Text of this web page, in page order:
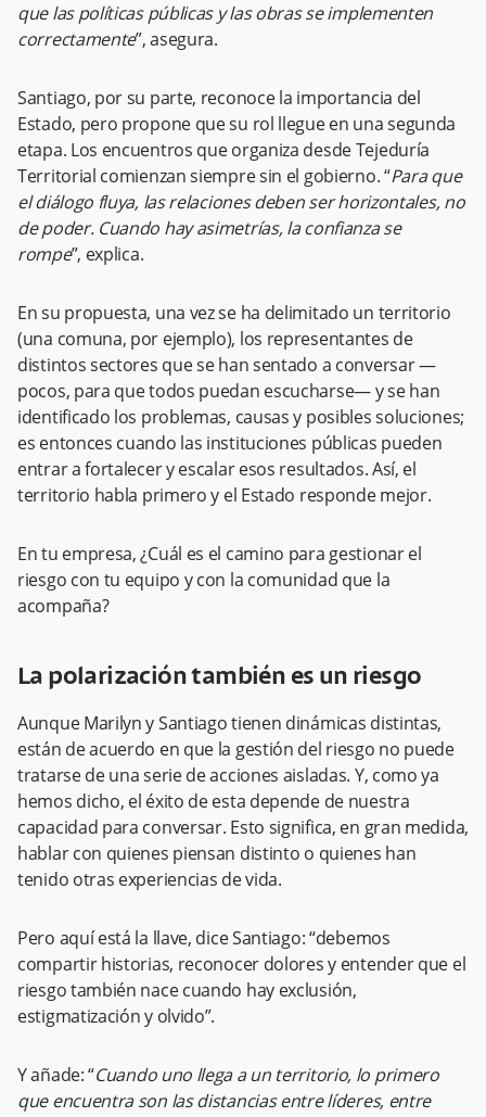
que las políticas públicas y las obras se implementen
correctamente”, asegura.
Santiago, por su parte, reconoce la importancia del
Estado, pero propone que su rol llegue en una segunda
etapa. Los encuentros que organiza desde Tejeduría
Territorial comienzan siempre sin el gobierno. “Para que
el diálogo fluya, las relaciones deben ser horizontales, no
de poder. Cuando hay asimetrías, la confianza se
rompe”, explica.
En su propuesta, una vez se ha delimitado un territorio
(una comuna, por ejemplo), los representantes de
distintos sectores que se han sentado a conversar —
pocos, para que todos puedan escucharse— y se han
identificado los problemas, causas y posibles soluciones;
es entonces cuando las instituciones públicas pueden
entrar a fortalecer y escalar esos resultados. Así, el
territorio habla primero y el Estado responde mejor.
En tu empresa, ¿Cuál es el camino para gestionar el
riesgo con tu equipo y con la comunidad que la
acompaña?
La polarización también es un riesgo
Aunque Marilyn y Santiago tienen dinámicas distintas,
están de acuerdo en que la gestión del riesgo no puede
tratarse de una serie de acciones aisladas. Y, como ya
hemos dicho, el éxito de esta depende de nuestra
capacidad para conversar. Esto significa, en gran medida,
hablar con quienes piensan distinto o quienes han
tenido otras experiencias de vida.
Pero aquí está la llave, dice Santiago: “debemos
compartir historias, reconocer dolores y entender que el
riesgo también nace cuando hay exclusión,
estigmatización y olvido”.
Y añade: “Cuando uno llega a un territorio, lo primero
que encuentra son las distancias entre líderes, entre